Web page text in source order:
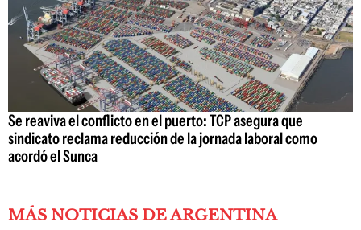
Se reaviva el conflicto en el puerto: TCP asegura que
sindicato reclama reducción de la jornada laboral como
acordó el Sunca
MÁS NOTICIAS DE ARGENTINA